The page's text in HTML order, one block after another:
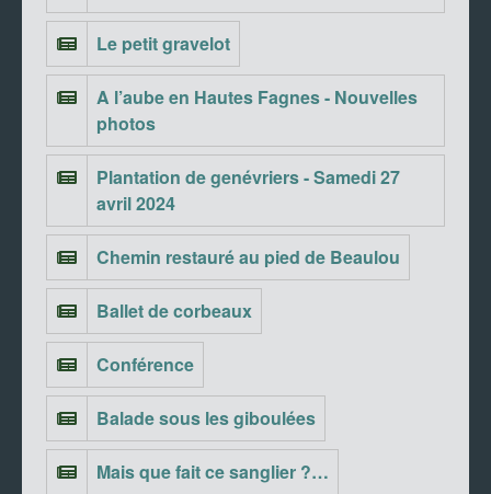
Le petit gravelot
A l’aube en Hautes Fagnes - Nouvelles
photos
Plantation de genévriers - Samedi 27
avril 2024
Chemin restauré au pied de Beaulou
Ballet de corbeaux
Conférence
Balade sous les giboulées
Mais que fait ce sanglier ?…